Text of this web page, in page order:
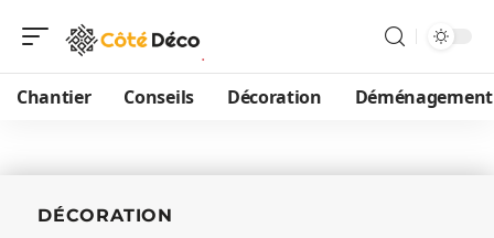
Chantier Conseils Décoration Déménagement
DÉCORATION